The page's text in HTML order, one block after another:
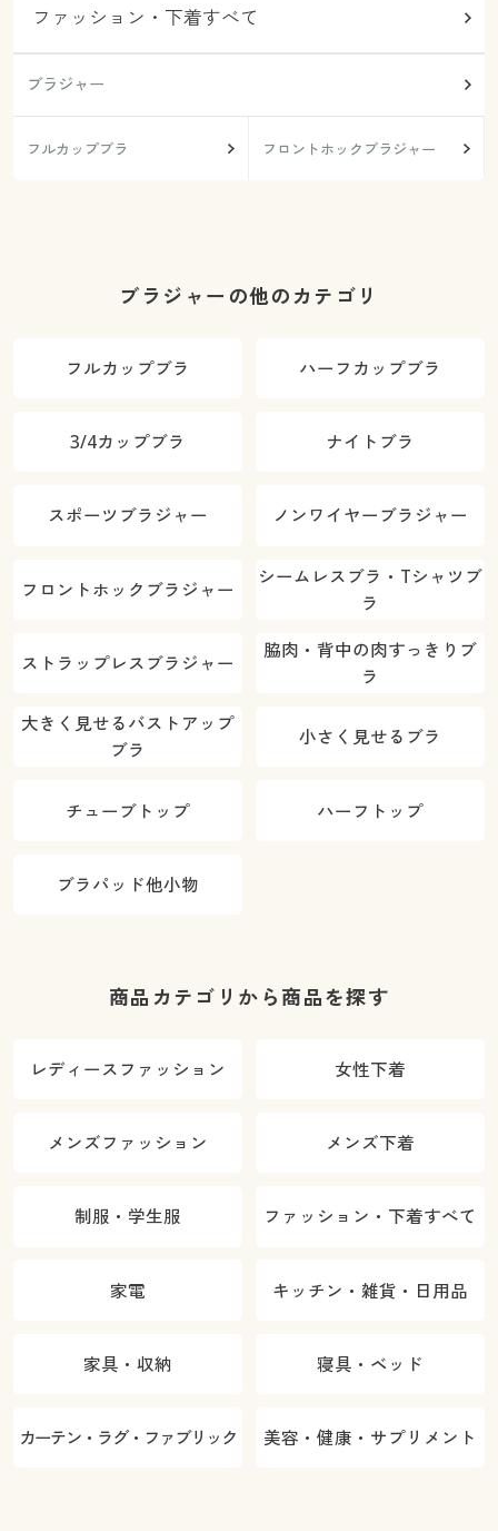
ファッション・下着すべて
ブラジャー
フルカップブラ フロントホックブラジャー
ブラジャーの他のカテゴリ
フルカップブラ ハーフカップブラ
3/4カップブラ ナイトブラ
スポーツブラジャー ノンワイヤーブラジャー
フロントホックブラジャー
シームレスブラ・Tシャツブ
ラ
ストラップレスブラジャー
脇肉・背中の肉すっきりブ
ラ
大きく見せるバストアップ
ブラ
小さく見せるブラ
チューブトップ ハーフトップ
ブラパッド他小物
商品カテゴリから商品を探す
レディースファッション 女性下着
メンズファッション メンズ下着
制服・学生服 ファッション・下着すべて
家電 キッチン・雑貨・日用品
家具・収納 寝具・ベッド
カーテン・ラグ・ファブリック 美容・健康・サプリメント